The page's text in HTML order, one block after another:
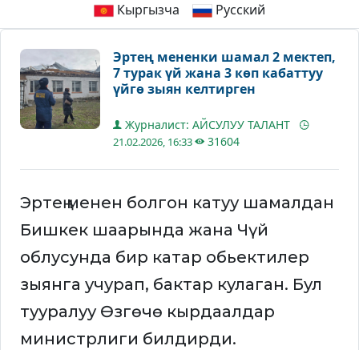
Кыргызча Русский
Эртең мененки шамал 2 мектеп,
7 турак үй жана 3 көп кабаттуу
үйгө зыян келтирген
Журналист: АЙСУЛУУ ТАЛАНТ
21.02.2026, 16:33 31604
Эртең менен болгон катуу шамалдан
Бишкек шаарында жана Чүй
облусунда бир катар обьектилер
зыянга учурап, бактар кулаган. Бул
тууралуу Өзгөчө кырдаалдар
министрлиги билдирди.